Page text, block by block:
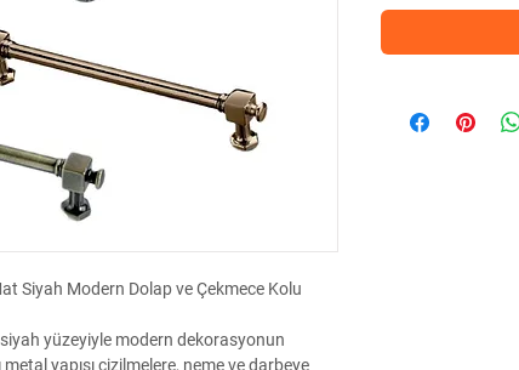
Siyah Modern Dolap ve Çekmece Kolu
yüzeyiyle modern dekorasyonun
yapısı çizilmelere, neme ve darbeye